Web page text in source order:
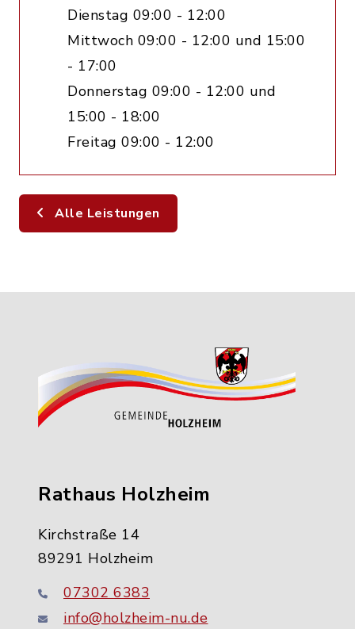
Dienstag 09:00 - 12:00
Mittwoch 09:00 - 12:00 und 15:00
- 17:00
Donnerstag 09:00 - 12:00 und
15:00 - 18:00
Freitag 09:00 - 12:00
Alle Leistungen
Rathaus Holzheim
Kirchstraße 14
89291 Holzheim
07302 6383
info@holzheim-nu.de